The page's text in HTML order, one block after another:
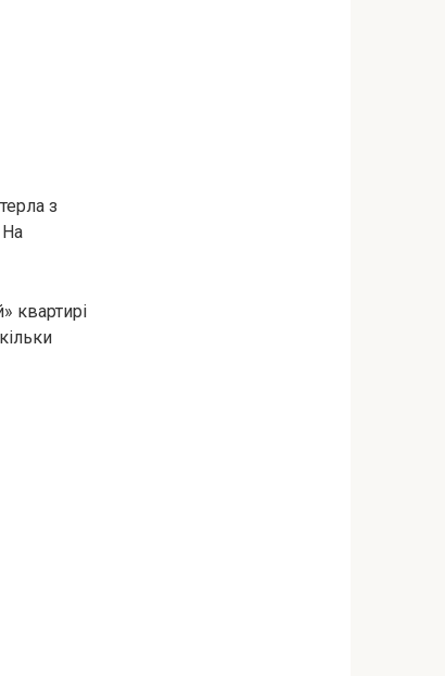
з
На
квартирі